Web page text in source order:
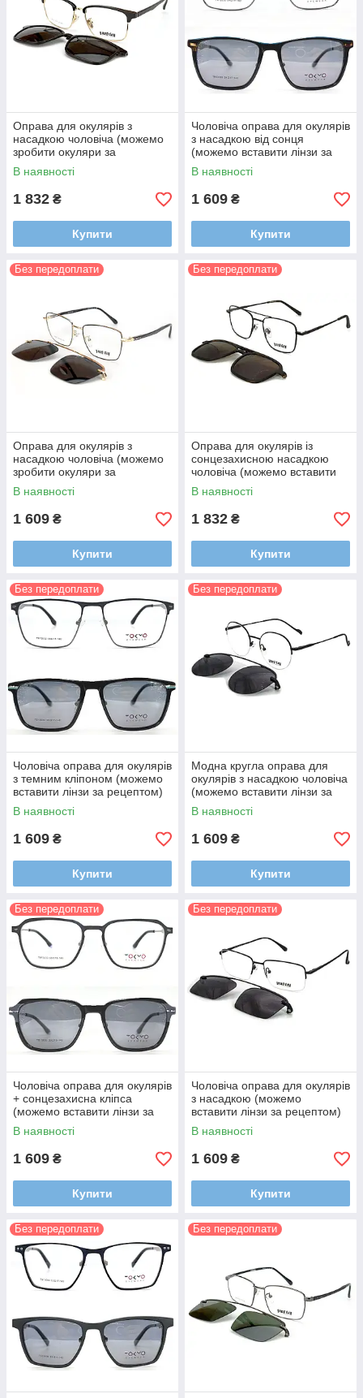
Оправа для окулярів з
насадкою чоловіча (можемо
зробити окуляри за
рецептом)
В наявності
1 832 ₴
Купити
Чоловіча оправа для окулярів
з насадкою від сонця
(можемо вставити лінзи за
рецептом)
В наявності
1 609 ₴
Купити
Без передоплати
Оправа для окулярів з
насадкою чоловіча (можемо
зробити окуляри за
рецептом)
В наявності
1 609 ₴
Купити
Без передоплати
Оправа для окулярів із
сонцезахисною насадкою
чоловіча (можемо вставити
лінзи за рецептом)
В наявності
1 832 ₴
Купити
Без передоплати
Чоловіча оправа для окулярів
з темним кліпоном (можемо
вставити лінзи за рецептом)
В наявності
1 609 ₴
Купити
Без передоплати
Модна кругла оправа для
окулярів з насадкою чоловіча
(можемо вставити лінзи за
рецептом)
В наявності
1 609 ₴
Купити
Без передоплати
Чоловіча оправа для окулярів
+ сонцезахисна кліпса
(можемо вставити лінзи за
рецептом)
В наявності
1 609 ₴
Купити
Без передоплати
Чоловіча оправа для окулярів
з насадкою (можемо
вставити лінзи за рецептом)
В наявності
1 609 ₴
Купити
Без передоплати Без передоплати